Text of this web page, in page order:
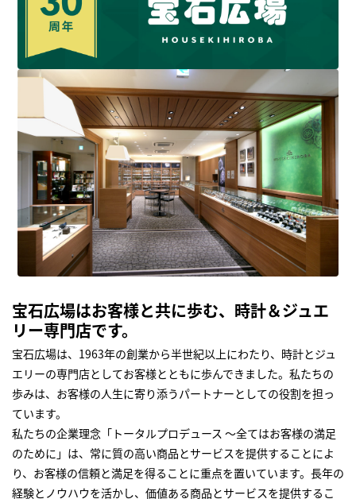
宝石広場はお客様と共に歩む、時計＆ジュエ
リー専門店です。
宝石広場は、1963年の創業から半世紀以上にわたり、時計とジュ
エリーの専門店としてお客様とともに歩んできました。私たちの
歩みは、お客様の人生に寄り添うパートナーとしての役割を担っ
ています。
私たちの企業理念「トータルプロデュース ～全てはお客様の満足
のために」は、常に質の高い商品とサービスを提供することによ
り、お客様の信頼と満足を得ることに重点を置いています。長年の
経験とノウハウを活かし、価値ある商品とサービスを提供するこ